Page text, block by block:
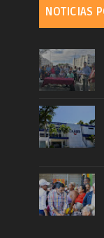
NOTICIAS